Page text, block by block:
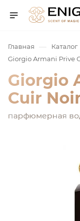
Главная — Каталог
Giorgio Armani Prive
Giorgio
Cuir
парфюмерная